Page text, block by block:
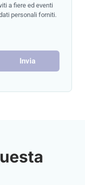
a fiere ed eventi
personali forniti.
Invia